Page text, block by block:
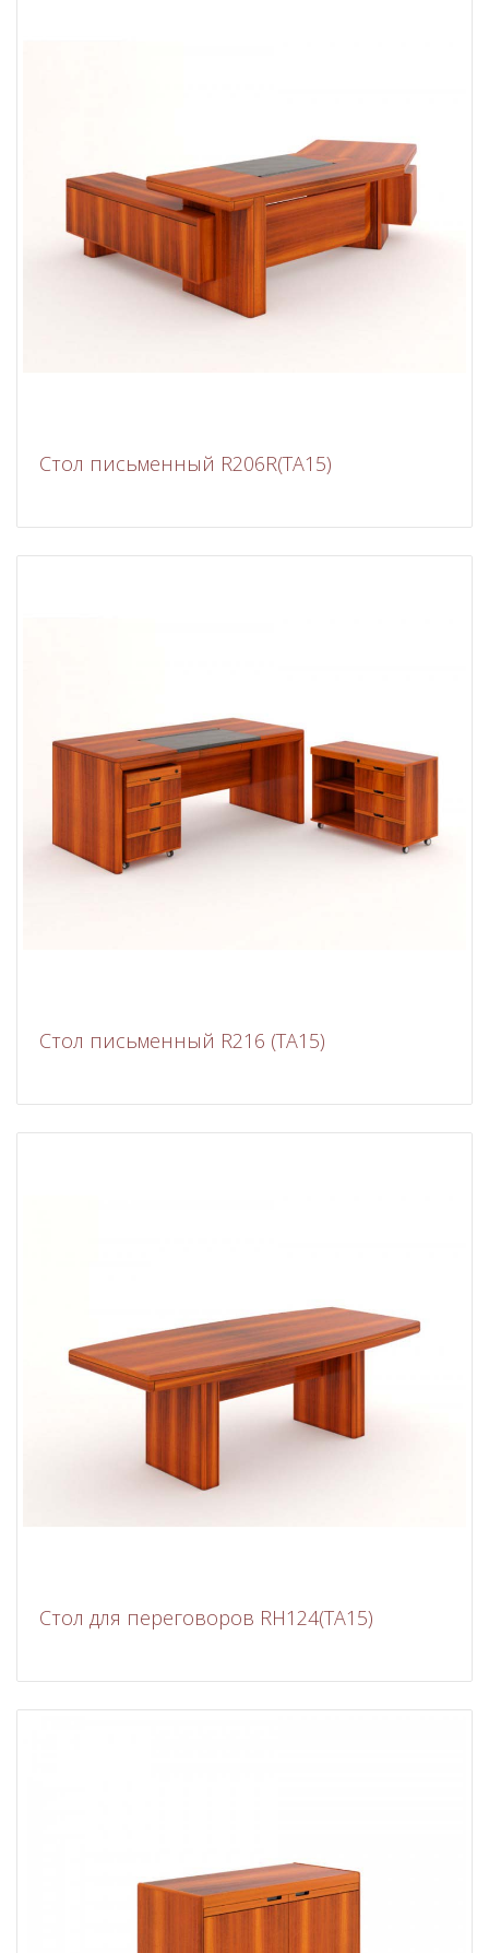
Стол письменный R206R(TA15)
Стол письменный R216 (ТА15)
Стол для переговоров RH124(TA15)